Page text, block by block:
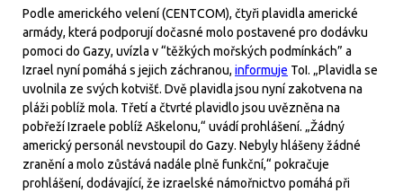
Podle amerického velení (CENTCOM), čtyři plavidla americké
armády, která podporují dočasné molo postavené pro dodávku
pomoci do Gazy, uvízla v “těžkých mořských podmínkách” a
Izrael nyní pomáhá s jejich záchranou, informuje ToI. „Plavidla se
uvolnila ze svých kotvišť. Dvě plavidla jsou nyní zakotvena na
pláži poblíž mola. Třetí a čtvrté plavidlo jsou uvězněna na
pobřeží Izraele poblíž Aškelonu,“ uvádí prohlášení. „Žádný
americký personál nevstoupil do Gazy. Nebyly hlášeny žádné
zranění a molo zůstává nadále plně funkční,“ pokračuje
prohlášení, dodávající, že izraelské námořnictvo pomáhá při